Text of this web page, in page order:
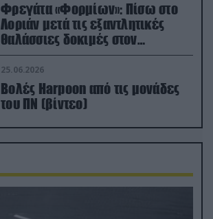
Φρεγάτα «Φορμίων»: Πίσω στο
Λοριάν μετά τις εξαντλητικές
θαλάσσιες δοκιμές στον
απαιτητικό Βισκαϊκό
25.06.2026
Βολές Harpoon από τις μονάδες
του ΠΝ (βίντεο)